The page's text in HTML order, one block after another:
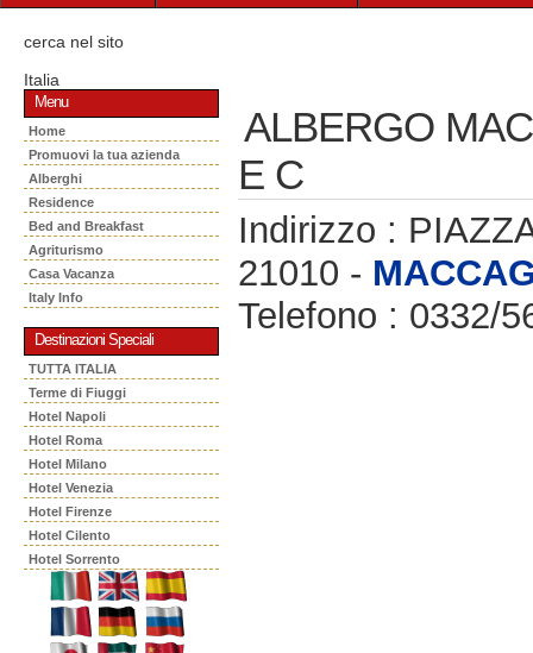
cerca nel sito
Italia
Menu
Home
Promuovi la tua azienda
Alberghi
Residence
Bed and Breakfast
Agriturismo
Casa Vacanza
Italy Info
Destinazioni Speciali
TUTTA ITALIA
Terme di Fiuggi
Hotel Napoli
Hotel Roma
Hotel Milano
Hotel Venezia
Hotel Firenze
Hotel Cilento
Hotel Sorrento
ALBERGO
E C
Indirizzo :
21010 -
Telefono : 0332/